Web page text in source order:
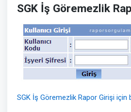
SGK İş Göremezlik
SGK İş Göremezlik Rapor Girişi için